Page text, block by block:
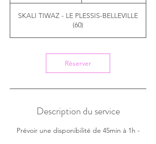
i
SKALI TIWAZ - LE PLESSIS-BELLEVILLE
(60)
Réserver
Description du service
Prévoir une disponibilité de 45min à 1h -